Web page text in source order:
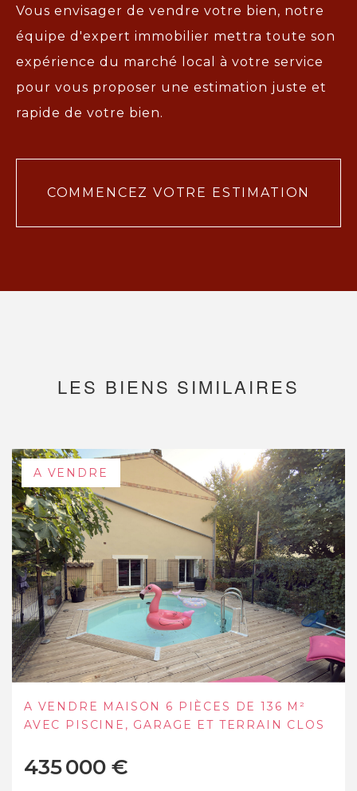
Vous envisager de vendre votre bien, notre
équipe d'expert immobilier mettra toute son
expérience du marché local à votre service
pour vous proposer une estimation juste et
rapide de votre bien.
COMMENCEZ VOTRE ESTIMATION
LES BIENS SIMILAIRES
A VENDRE
MAISON PLAIN-PIED BRIGNOLES 5 PIÈCES
114.1 M2
329 000 €